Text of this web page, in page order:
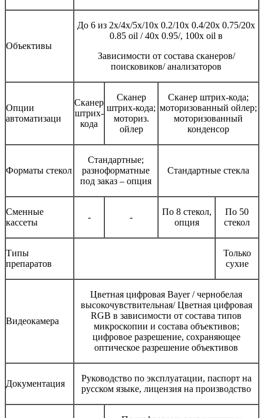
Объективы
До 6 из 2х/4х/5х/10х 0.2/10х 0.4/20х 0.75/20х
0.85 oil / 40х 0.95/, 100х oil в
Зависимости от состава сканеров/
поисковиков/ анализаторов
Опции
автоматизаци
Сканер
штрих-
кода
Сканер
штрих-кода;
моториз.
ойлер
Сканер штрих-кода;
моторизованный ойлер;
моторизованный
конденсор
Форматы стекол
Стандартные;
разноформатные
под заказ – опция
Стандартные стекла
Сменные
кассеты
- -
По 8 стекол,
опция
По 50
стекол
Типы
препаратов
Только
сухие
Видеокамера
Цветная цифровая Bayer / чернобелая
высокочувствительная/ Цветная цифровая
RGB в зависимости от состава типов
микроскопии и состава объективов;
цифровое разрешение, сохраняющее
оптическое разрешение объективов
Документация
Руководство по эксплуатации, паспорт на
русском языке, лицензия на производство